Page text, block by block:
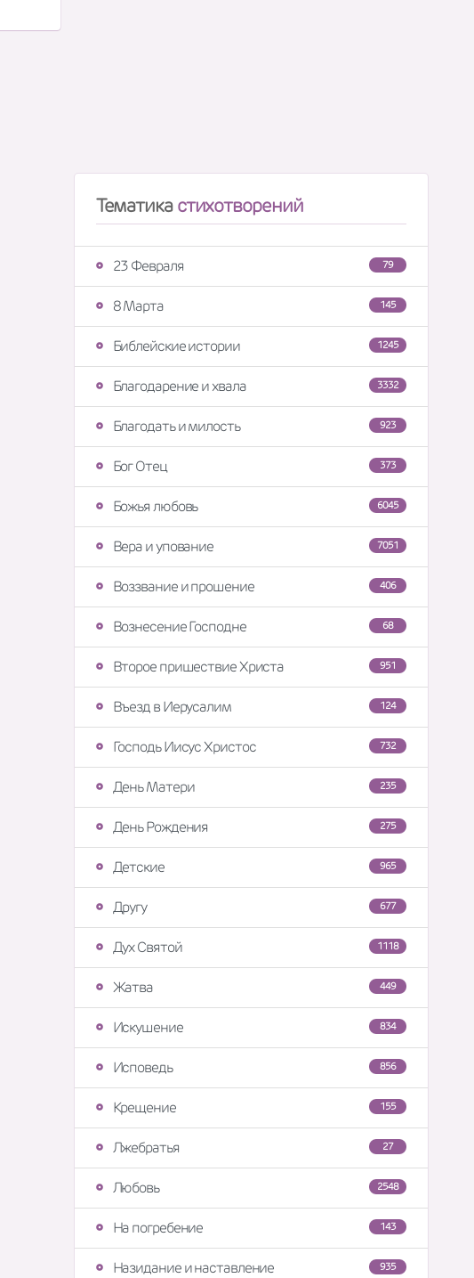
Тематикастихотворений
79
23 Февраля
145
8 Марта
1245
Библейские истории
3332
Благодарение и хвала
923
Благодать и милость
373
Бог Отец
6045
Божья любовь
7051
Вера и упование
406
Воззвание и прошение
68
Вознесение Господне
951
Второе пришествие Христа
124
Въезд в Иерусалим
732
Господь Иисус Христос
235
День Матери
275
День Рождения
965
Детские
677
Другу
1118
Дух Святой
449
Жатва
834
Искушение
856
Исповедь
155
Крещение
27
Лжебратья
2548
Любовь
143
На погребение
935
Назидание и наставление